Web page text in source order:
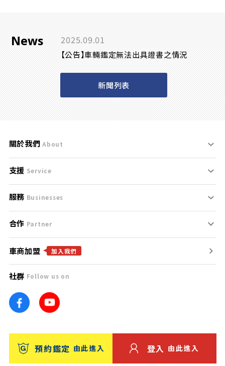
News 2025.09.01
【公告】車輛鑑定無法出具證書之情況
新聞列表
關於我們 About
刊登規範
服務條款
免責聲明
隱私權政策
團隊
車訊網
台灣優良中古車商大獎
支援 Service
支援中心
聯絡我們
服務 Businesses
什麼是Goo鑑定？
找好車
找好店
找海外車
消費者評價
保固
合作 Partner
合作夥伴
廣告合作
車商加盟 加入我們
社群 Follow us on
預約鑑定 由此進入 登入 由此進入